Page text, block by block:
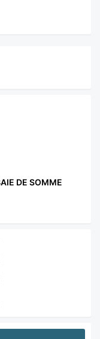
DE SOMME